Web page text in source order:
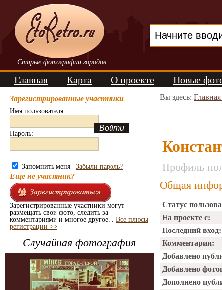
Старые фотографии городов
Главная Карта О проекте Новые
Зарегистрированные участники
Имя пользователя:
Пароль:
Запомнить меня | Забыли пароль?
Еще не участник?
Зарегистрированные участники могут
размещать свои фото, следить за
комментариями и многое другое... Все плюсы
регистрации >>
Случайная фотография
Вы здесь:
Профиль
Общая
Статус
На проекте с:
Последний вход:
Комментарии:
Добавлено
Добавлено
Дополнено